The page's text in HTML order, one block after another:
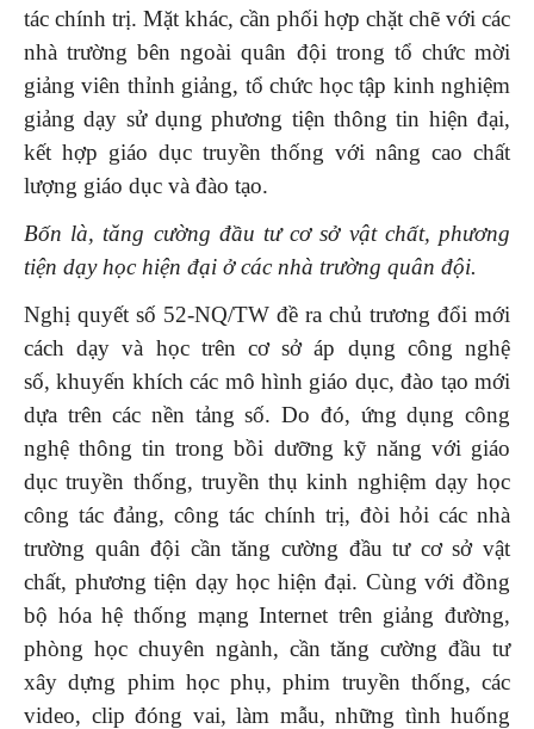
tác chính trị. Mặt khác, cần phối hợp chặt chẽ với các
nhà trường bên ngoài quân đội trong tổ chức mời
giảng viên thỉnh giảng, tổ chức học tập kinh nghiệm
giảng dạy sử dụng phương tiện thông tin hiện đại,
kết hợp giáo dục truyền thống với nâng cao chất
lượng giáo dục và đào tạo.
Bốn là, tăng cường đầu tư cơ sở vật chất, phương
tiện dạy học hiện đại ở các nhà trường quân đội.
Nghị quyết số 52-NQ/TW đề ra chủ trương đổi mới
cách dạy và học trên cơ sở áp dụng công nghệ
số, khuyến khích các mô hình giáo dục, đào tạo mới
dựa trên các nền tảng số. Do đó, ứng dụng công
nghệ thông tin trong bồi dưỡng kỹ năng với giáo
dục truyền thống, truyền thụ kinh nghiệm dạy học
công tác đảng, công tác chính trị, đòi hỏi các nhà
trường quân đội cần tăng cường đầu tư cơ sở vật
chất, phương tiện dạy học hiện đại. Cùng với đồng
bộ hóa hệ thống mạng Internet trên giảng đường,
phòng học chuyên ngành, cần tăng cường đầu tư
xây dựng phim học phụ, phim truyền thống, các
video, clip đóng vai, làm mẫu, những tình huống